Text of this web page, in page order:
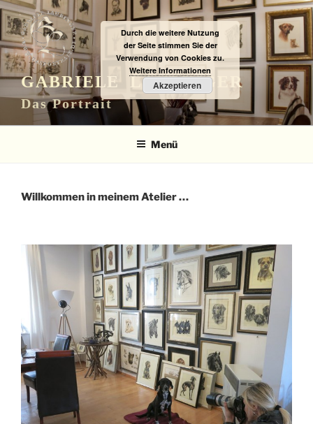
Zum
Inhalt
springen
GABRIELE LAUBINGER
Das Portrait
Menü
Willkommen in meinem Atelier …
Durch die weitere Nutzung
der Seite stimmen Sie der
Verwendung von Cookies zu.
Weitere Informationen
Akzeptieren